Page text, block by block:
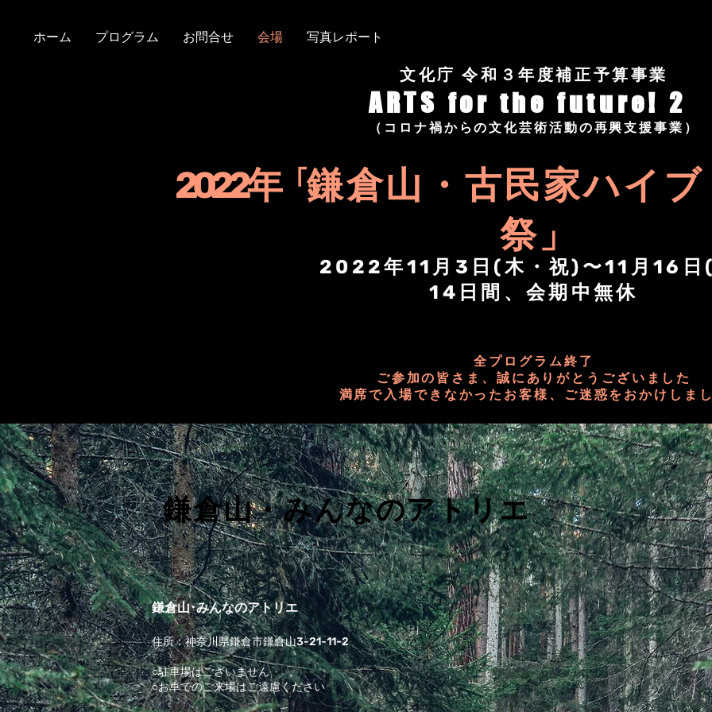
ホーム プログラム お問合せ 会場 写真レポート
文化庁 令和３年度補正予算事業
ARTS for the future! 2
（コロナ禍からの文化芸術活動の再興支援事業）
2022年「鎌倉山・古民家ハイ
祭」
2022年11月3日(木・祝)〜11月16
14日間、会期中無休
全プログラム終了
ご参加の皆さま、誠にありがとうございました
満席で入場できなかったお客様、ご迷惑をおかけしま
鎌倉山・みんなのアトリエ
鎌倉山･みんなのアトリエ
住所：神奈川県鎌倉市鎌倉山3-21-11-2
○駐車場はございません
○お車でのご来場はご遠慮ください